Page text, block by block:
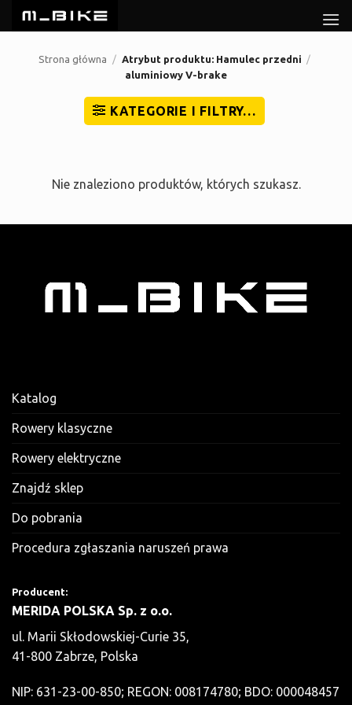
Przewiń
do
Strona główna / Atrybut produktu: Hamulec przedni /
aluminiowy V-brake
KATEGORIE I FILTRY…
Nie znaleziono produktów, których szukasz.
Katalog
Rowery klasyczne
Rowery elektryczne
Znajdź sklep
Do pobrania
Procedura zgłaszania naruszeń prawa
Producent:
MERIDA POLSKA Sp. z o.o.
ul. Marii Skłodowskiej-Curie 35,
41-800 Zabrze, Polska
NIP: 631-23-00-850; REGON: 008174780; BDO: 000048457